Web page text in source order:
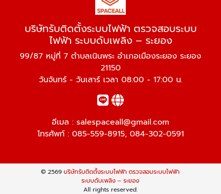
บริษัทรับติดตั้งระบบไฟฟ้า ตรวจสอบระบบ
ไฟฟ้า ระบบดับเพลิง – ระยอง
99/87 หมู่ที่ 7 ตำบลเนินพระ อำเภอเมืองระยอง ระยอง
21150
วันจันทร์ - วันเสาร์ เวลา 08:00 - 17:00 น.
อีเมล : salespaceall@gmail.com
โทรศัพท์ : 085-559-8915, 084-302-0591
© 2569บริษัทรับติดตั้งระบบไฟฟ้า ตรวจสอบระบบไฟฟ้า
ระบบดับเพลิง – ระยอง
All rights reserved.